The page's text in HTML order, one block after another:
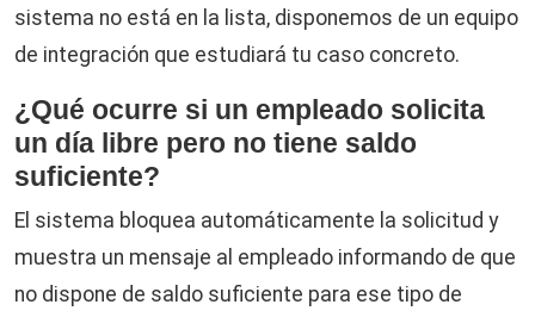
sistema no está en la lista, disponemos de un equipo
de integración que estudiará tu caso concreto.
¿Qué ocurre si un empleado solicita
un día libre pero no tiene saldo
suficiente?
El sistema bloquea automáticamente la solicitud y
muestra un mensaje al empleado informando de que
no dispone de saldo suficiente para ese tipo de